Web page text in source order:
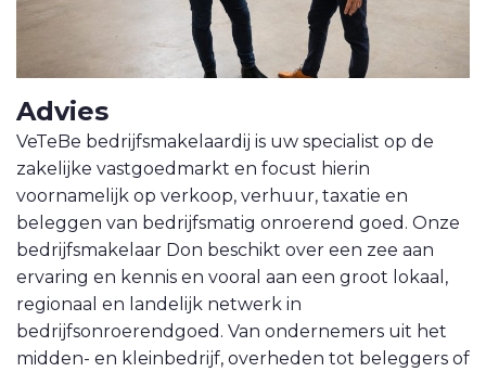
E-MAIL VETEBE
VETEBE FACEBOOK
VETEBE LINKEDIN
MOVE.NL
Advies
VeTeBe bedrijfsmakelaardij is uw specialist op de
zakelijke vastgoedmarkt en focust hierin
voornamelijk op verkoop, verhuur, taxatie en
beleggen van bedrijfsmatig onroerend goed. Onze
bedrijfsmakelaar Don beschikt over een zee aan
ervaring en kennis en vooral aan een groot lokaal,
regionaal en landelijk netwerk in
bedrijfsonroerendgoed. Van ondernemers uit het
midden- en kleinbedrijf, overheden tot beleggers of